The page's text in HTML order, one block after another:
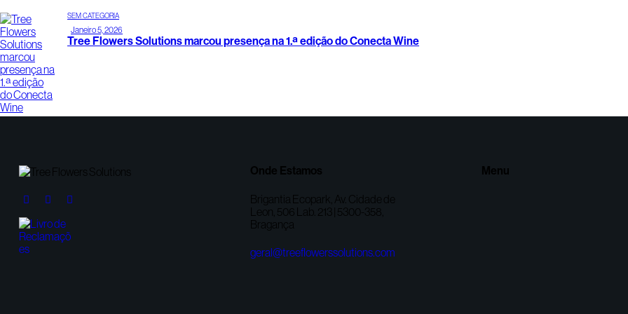
SEM CATEGORIA
Janeiro 5, 2026
Tree Flowers Solutions marcou presença na 1.ª edição do Conecta Wine
Onde Estamos
Brigantia Ecopark, Av. Cidade de
Leon, 506 Lab. 213 | 5300-358,
Bragança
geral@treeflowerssolutions.com
Menu